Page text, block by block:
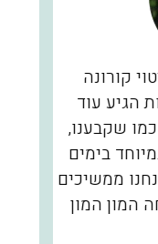
עוד
שקבענו,
בימים
ממשיכים
המון